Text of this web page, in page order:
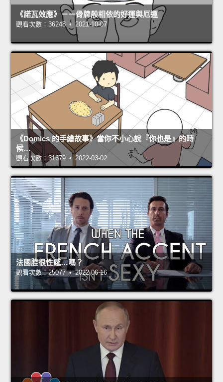
《諾瓦效應》－－骨牌般相依的好運與厄運
觀看次數：36248 • 2021-10-07
《Domics 的手繪故事》當你不小心說『你也是』的時
候…
觀看次數：31679 • 2022-03-02
法國腔很性感…嗎？
觀看次數：25077 • 2022-06-16